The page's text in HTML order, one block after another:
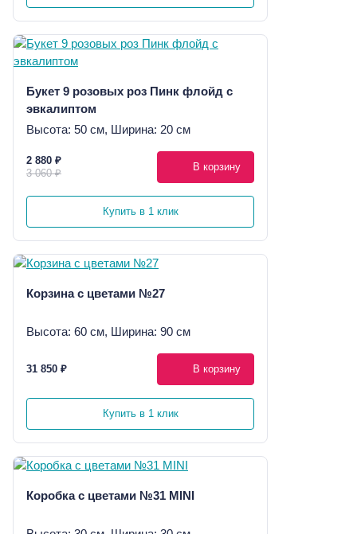
Букет 9 розовых роз Пинк флойд с
эвкалиптом
Высота: 50 см, Ширина: 20 см
2 880 ₽
3 060 ₽
В корзину
Купить в 1 клик
Корзина с цветами №27
Высота: 60 см, Ширина: 90 см
31 850 ₽ В корзину
Купить в 1 клик
Коробка с цветами №31 MINI